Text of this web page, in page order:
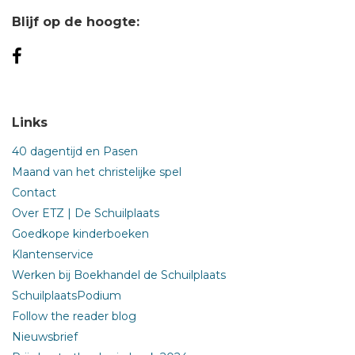
Blijf op de hoogte:
Links
40 dagentijd en Pasen
Maand van het christelijke spel
Contact
Over ETZ | De Schuilplaats
Goedkope kinderboeken
Klantenservice
Werken bij Boekhandel de Schuilplaats
SchuilplaatsPodium
Follow the reader blog
Nieuwsbrief